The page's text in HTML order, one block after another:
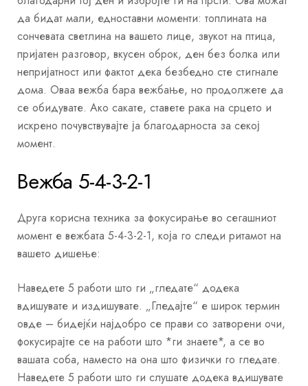
да бидат мали, едноставни моменти: топлината на
сончевата светлина на вашето лице, звукот на птица,
пријатен разговор, вкусен оброк, ден без болка или
непријатност или фактот дека безбедно сте стигнале
дома. Оваа вежба бара вежбање, но продолжете да
се обидувате. Ако сакате, ставете рака на срцето и
искрено почувствувајте ја благодарноста за секој
момент.
Вежба 5-4-3-2-1
Друга корисна техника за фокусирање во сегашниот
момент е вежбата 5-4-3-2-1, која го следи ритамот на
вашето дишење:
Наведете 5 работи што ги „гледате“ додека
вдишувате и издишувате. „Гледајте“ е широк термин
овде – бидејќи најдобро се прави со затворени очи,
фокусирајте се на работи што *ги знаете*, а се во
вашата соба, наместо на она што физички го гледате.
Наведете 5 работи што ги слушате додека вдишувате